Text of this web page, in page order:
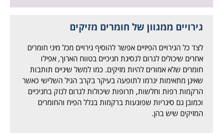
גירויים ממגוון של חומרים מזיקים
לצד כל הגירויים הפיזיים אפשר להוסיף גירויים מכל מיני חומרים
אחרים שיכולים לגרום לנסיגת חניכיים בטווח הארוך, אפילו
חומרים שלא אמורים להיות מזיקים. כמו למשל שיניים תותבות
שאינן מתאימות יגרמו לתופעה בעיקר בקרב הגיל השלישי כאשר
הרקמות רפות וחלשות, תרופות שיכולות לגרום לנזק בחניכיים
וכמובן גם סיגריות שפוגעות ברקמות בגלל הפיח והחומרים
המזיקים שיש בהן.